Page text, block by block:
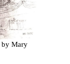
by Mary